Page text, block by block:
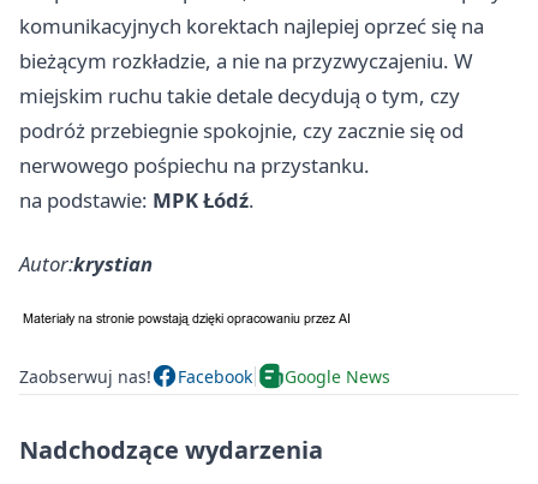
komunikacyjnych korektach najlepiej oprzeć się na
bieżącym rozkładzie, a nie na przyzwyczajeniu. W
miejskim ruchu takie detale decydują o tym, czy
podróż przebiegnie spokojnie, czy zacznie się od
nerwowego pośpiechu na przystanku.
na podstawie: MPK Łódź.
Autor:krystian
Zaobserwuj nas! Facebook Google News
Nadchodzące wydarzenia